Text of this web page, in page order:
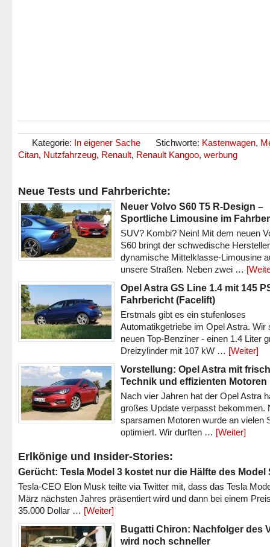
Kategorie: In eigener Sache Stichworte: Kastenwagen,
Citan, Nutzfahrzeug, Renault, Renault Kangoo, werbung
Neue Tests und Fahrberichte:
Neuer Volvo S60 T5 R-Design –
Sportliche Limousine im
SUV? Kombi? Nein! Mit dem neuen
S60 bringt der schwedische
dynamische Mittelklasse-Limousine
unsere Straßen. Neben zwei …
Opel Astra GS Line 1.4 mit 145
Fahrbericht (Facelift)
Erstmals gibt es ein stufenloses
Automatikgetriebe im Opel Astra. Wir
neuen Top-Benziner - einen 1.4 Liter
Dreizylinder mit 107 kW … [Weiter]
Vorstellung: Opel Astra mit
Technik und effizienten Motoren
Nach vier Jahren hat der Opel Astra
großes Update verpasst bekommen.
sparsamen Motoren wurde an vielen
optimiert. Wir durften … [Weiter]
Erlkönige und Insider-Stories:
Gerücht: Tesla Model 3 kostet nur die Hälfte des Model
Tesla-CEO Elon Musk teilte via Twitter mit, dass das Tesla
März nächsten Jahres präsentiert wird und dann bei einem
35.000 Dollar … [Weiter]
Bugatti Chiron: Nachfolger des
wird noch schneller